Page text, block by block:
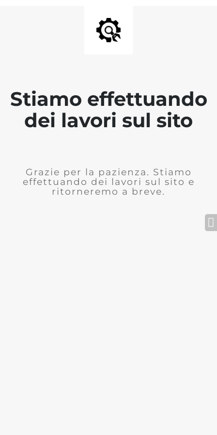
Stiamo effettuando
dei lavori sul sito
Grazie per la pazienza. Stiamo
effettuando dei lavori sul sito e
ritorneremo a breve.